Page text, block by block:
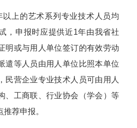
以上的艺术系列专业技术人员均
，申报时应提供近1年由我省社
明或与用人单位签订的有效劳动
遣等人员由用人单位比照本单位
民营企业专业技术人员可由用人
、工商联、行业协会（学会）等
荐申报。